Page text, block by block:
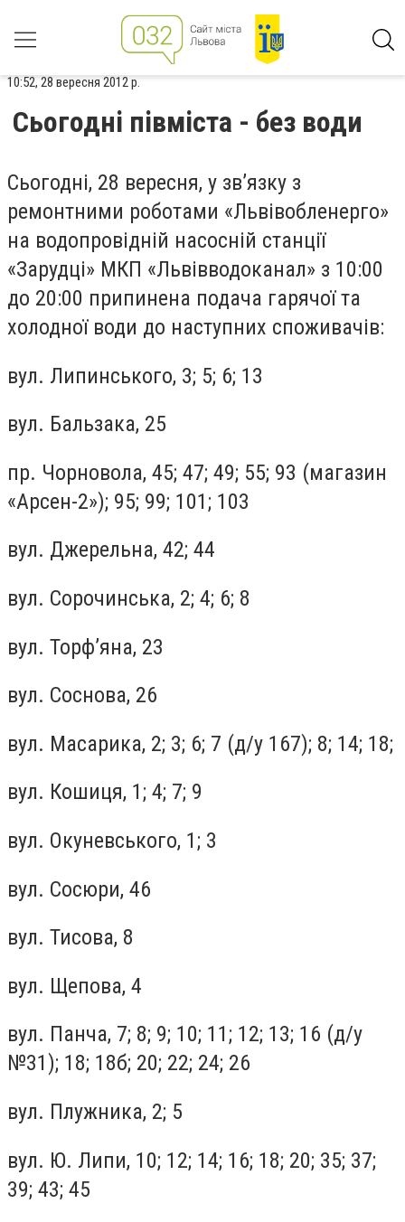
10:52, 28 вересня 2012 р.
Сьогодні півміста - без води
Сьогодні, 28 вересня, у зв’язку з
ремонтними роботами «Львівобленерго»
на водопровідній насосній станції
«Зарудці» МКП «Львівводоканал» з 10:00
до 20:00 припинена подача гарячої та
холодної води до наступних споживачів:
вул. Липинського, 3; 5; 6; 13
вул. Бальзака, 25
пр. Чорновола, 45; 47; 49; 55; 93 (магазин
«Арсен-2»); 95; 99; 101; 103
вул. Джерельна, 42; 44
вул. Сорочинська, 2; 4; 6; 8
вул. Торф’яна, 23
вул. Соснова, 26
вул. Масарика, 2; 3; 6; 7 (д/у 167); 8; 14; 18;
вул. Кошиця, 1; 4; 7; 9
вул. Окуневського, 1; 3
вул. Сосюри, 46
вул. Тисова, 8
вул. Щепова, 4
вул. Панча, 7; 8; 9; 10; 11; 12; 13; 16 (д/у
№31); 18; 18б; 20; 22; 24; 26
вул. Плужника, 2; 5
вул. Ю. Липи, 10; 12; 14; 16; 18; 20; 35; 37;
39; 43; 45